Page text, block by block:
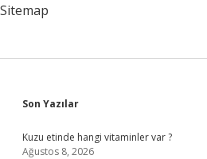
Sitemap
Sidebar
Son Yazılar
Kuzu etinde hangi vitaminler var ?
Ağustos 8, 2026